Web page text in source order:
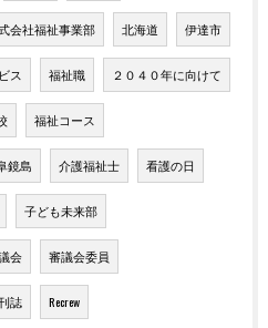
会社福祉事業部 北海道 伊達市
ス 福祉職 ２０４０年に向けて
福祉コース
鏡島 介護福祉士 看護の日
子ども未来部
会 審議会委員
誌 Recrew